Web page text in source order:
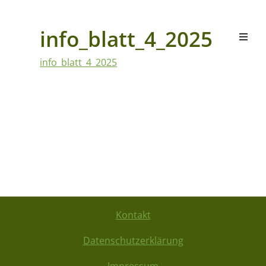
info_blatt_4_2025
info_blatt_4_2025
Kontakt
Datenschutzerklärung